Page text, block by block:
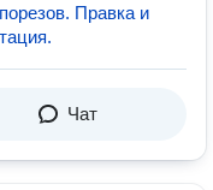
Правка и
Чат